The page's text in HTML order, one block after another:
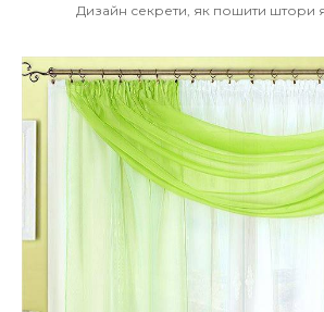
Дизайн секрети, як пошити штори